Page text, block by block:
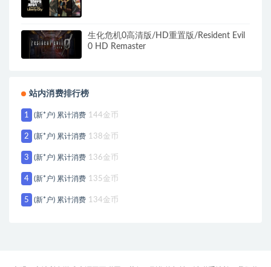
生化危机0高清版/HD重置版/Resident Evil
0 HD Remaster
站内消费排行榜
1 (新*户) 累计消费 144金币
2 (新*户) 累计消费 138金币
3 (新*户) 累计消费 136金币
4 (新*户) 累计消费 135金币
5 (新*户) 累计消费 134金币